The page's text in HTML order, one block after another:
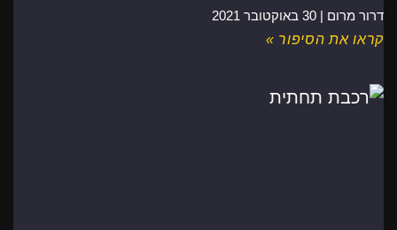
דרור מרום | 30 באוקטובר 2021
קראו את הסיפור »